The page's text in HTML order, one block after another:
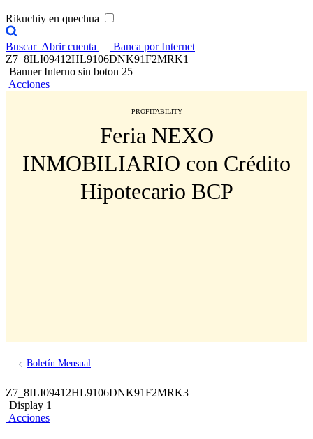
Rikuchiy en quechua
Buscar Abrir cuenta
Banca por Internet
Z7_8ILI09412HL9106DNK91F2MRK1
Banner Interno sin boton 25
Acciones
PROFITABILITY
Feria NEXO
INMOBILIARIO con Crédito
Hipotecario BCP
Boletín Mensual
Z7_8ILI09412HL9106DNK91F2MRK3
Display 1
Acciones